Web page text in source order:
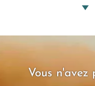
Constance Lémuria
sous-marine... Au
Vous